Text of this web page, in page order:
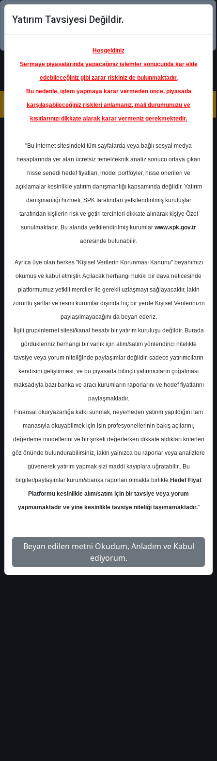
Şimdi uygulamayı indirin!
Ana Sayfa
Raporlar
Marbaş Menkul Değerler
TURSG - Hedef Fiyat
Marbaş Menkul Değerler
Marbaş Menkul, TURSG-Türkiye Sigorta için
hedef fiyatını 15.93 TL, tavsiyesini "al" olarak
korudu
S.No Dosya Adı İndir
1
marbas-menkul-tursg-
hedef-fiyat-5593
İlgili
Dosyayı İndir
1
Yatırım Tavsiyesi Değildir.
Hoşgeldiniz
Sermaye piyasalarında yapacağınız işlemler sonucunda kar elde
edebileceğiniz gibi zarar riskiniz de bulunmaktadır.
Bu nedenle, işlem yapmaya karar vermeden önce, piyasada
karşılaşabileceğiniz riskleri anlamanız, mali durumunuzu ve
kısıtlarınızı dikkate alarak karar vermeniz gerekmektedir.
"Bu internet sitesindeki tüm sayfalarda veya bağlı sosyal medya
hesaplarında yer alan ücretsiz temel/teknik analiz sonucu ortaya çıkan
hisse senedi hedef fiyatları, model portföyler, hisse önerileri ve
açıklamalar kesinlikle yatırım danışmanlığı kapsamında değildir. Yatırım
danışmanlığı hizmeti, SPK tarafından yetkilendirilmiş kuruluşlar
tarafından kişilerin risk ve getiri tercihleri dikkate alınarak kişiye Özel
sunulmaktadır. Bu alanda yetkilendirilmiş kurumlar www.spk.gov.tr
adresinde bulunabilir.
Ayrıca üye olan herkes "Kişisel Verilerin Korunması Kanunu" beyanımızı
okumuş ve kabul etmiştir. Açılacak herhangi hukiki bir dava neticesinde
platformumuz yetkili merciler ile gerekli uzlaşmayı sağlayacaktır, lakin
zorunlu şartlar ve resmi kurumlar dışında hiç bir yerde Kişisel Verilerinizin
paylaşılmayacağını da beyan ederiz.
İlgili grup/internet sitesi/kanal hesabı bir yatırım kuruluşu değildir. Burada
gördükleriniz herhangi bir varlık için alım/satım yönlendirici nitelikte
tavsiye veya yorum niteliğinde paylaşımlar değildir, sadece yatırımcıların
kendisini geliştirmesi, ve bu piyasada bilinçli yatırımcıların çoğalması
maksadıyla bazı banka ve aracı kurumların raporlarını ve hedef fiyatlarını
paylaşmaktadır.
Finansal okuryazarlığa katkı sunmak, neye/neden yatırım yapıldığını tam
manasıyla okuyabilmek için işin profesyonellerinin bakış açılarını,
değerleme modellerini ve bir şirketi değerlerken dikkate aldıkları kriterleri
göz önünde bulundurabilirsiniz, lakin yalnızca bu raporlar veya analizlere
güvenerek yatırım yapmak sizi maddi kayıplara uğratabilir.. Bu
bilgiler/paylaşımlar kurum&banka raporları olmakla birlikte Hedef Fiyat
Platformu kesinlikle alım/satım için bir tavsiye veya yorum
yapmamaktadır ve yine kesinlikle tavsiye niteliği taşımamaktadır."
Beyan edilen metni Okudum, Anladım ve Kabul
ediyorum.